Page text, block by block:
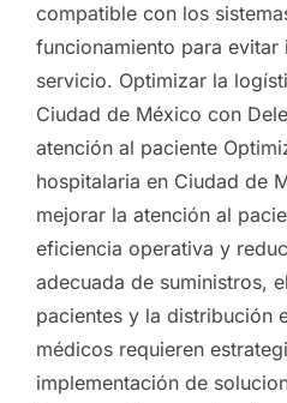
compatible con los
funcionamiento para evitar
servicio. Optimizar la
Ciudad de México con
atención al paciente
hospitalaria en Ciudad de
mejorar la atención al
eficiencia operativa y
adecuada de suministros,
pacientes y la distribución
médicos requieren
implementación de